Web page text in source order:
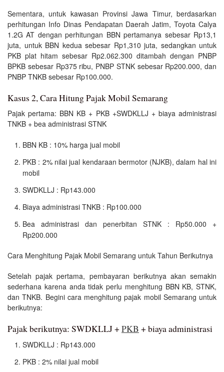
Sementara, untuk kawasan Provinsi Jawa Timur, berdasarkan
perhitungan Info Dinas Pendapatan Daerah Jatim, Toyota Calya
1.2G AT dengan perhitungan BBN pertamanya sebesar Rp13,1
juta, untuk BBN kedua sebesar Rp1,310 juta, sedangkan untuk
PKB plat hitam sebesar Rp2.062.300 ditambah dengan PNBP
BPKB sebesar Rp375 ribu, PNBP STNK sebesar Rp200.000, dan
PNBP TNKB sebesar Rp100.000.
Kasus 2, Cara Hitung Pajak Mobil Semarang
Pajak pertama: BBN KB + PKB +SWDKLLJ + biaya administrasi
TNKB + bea administrasi STNK
BBN KB : 10% harga jual mobil
PKB : 2% nilai jual kendaraan bermotor (NJKB), dalam hal ini
mobil
SWDKLLJ : Rp143.000
Biaya administrasi TNKB : Rp100.000
Bea administrasi dan penerbitan STNK : Rp50.000 +
Rp200.000
Cara Menghitung Pajak Mobil Semarang untuk Tahun Berikutnya
Setelah pajak pertama, pembayaran berikutnya akan semakin
sederhana karena anda tidak perlu menghitung BBN KB, STNK,
dan TNKB. Begini cara menghitung pajak mobil Semarang untuk
berikutnya:
Pajak berikutnya: SWDKLLJ +PKB + biaya administrasi
SWDKLLJ : Rp143.000
PKB : 2% nilai jual mobil